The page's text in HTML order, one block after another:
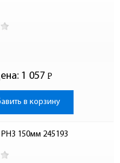
1 057 Р
-
в корзину
PH3 150мм 245193